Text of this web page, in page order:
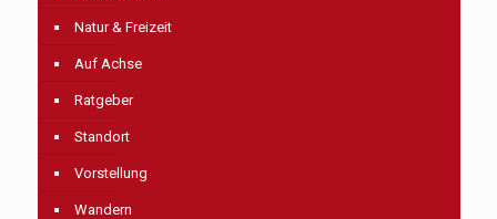
Natur & Freizeit
Auf Achse
Ratgeber
Standort
Vorstellung
Wandern